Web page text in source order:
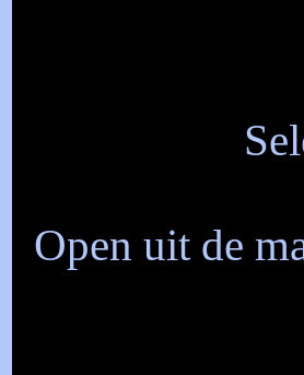
Open uit de